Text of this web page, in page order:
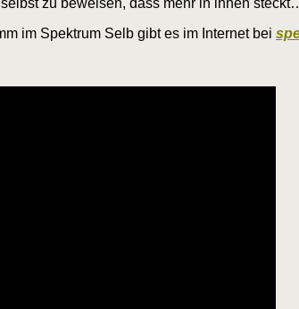
zu beweisen, dass mehr in ihnen
im Spektrum Selb gibt es im Internet bei